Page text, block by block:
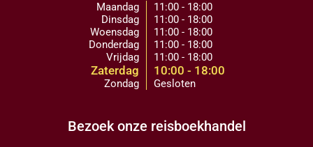
Maandag
Dinsdag
Woensdag
Donderdag
Vrijdag
Zaterdag
Zondag
11:00 - 18:00
11:00 - 18:00
11:00 - 18:00
11:00 - 18:00
11:00 - 18:00
10:00 - 18:00
Gesloten
Bezoek onze reisboekhandel